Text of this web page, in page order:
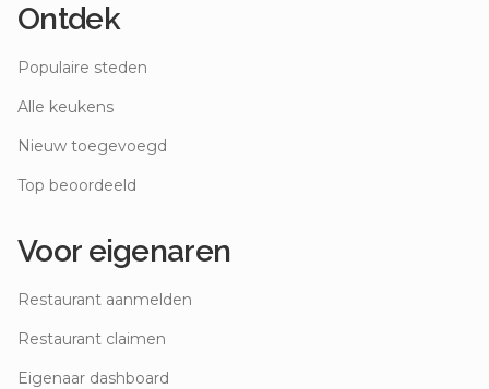
Ontdek
Populaire steden
Alle keukens
Nieuw toegevoegd
Top beoordeeld
Voor eigenaren
Restaurant aanmelden
Restaurant claimen
Eigenaar dashboard